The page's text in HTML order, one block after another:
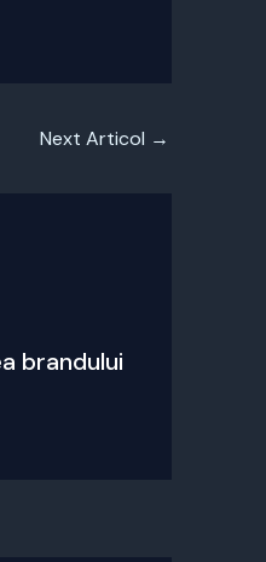
Next Articol →
brandului